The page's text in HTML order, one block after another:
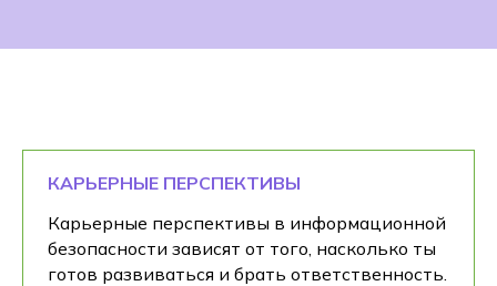
КАРЬЕРНЫЕ ПЕРСПЕКТИВЫ
Карьерные перспективы в информационной
безопасности зависят от того, насколько ты
готов развиваться и брать ответственность.